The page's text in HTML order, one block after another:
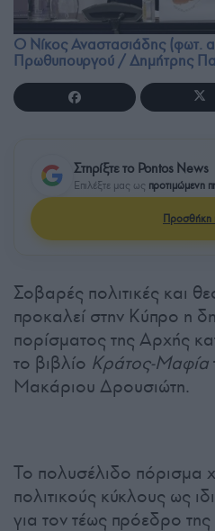
Ο Νίκος Αναστασιάδης (φωτ.
Πρωθυπουργού / Δημήτρης
Στηρίξτε το Pontos News
Επιλέξτε μας ως προτιμώμενη
Προσθήκη
Σοβαρές πολιτικές και
προκαλεί στην Κύπρο η
πορίσματος της Αρχής
το βιβλίο Κράτος-Μαφία
Μακάριου Δρουσιώτη.
Το πολυσέλιδο πόρισμα
πολιτικούς κύκλους ως
για τον τέως πρόεδρο